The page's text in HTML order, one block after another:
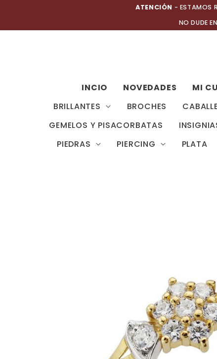
contenido
ATENCIÓN - ESTAMOS
NO DUDE
INCIO NOVEDADES MI
BRILLANTES
BROCHES
GEMELOS Y PISACORBATAS
PIEDRAS
PIERCING PLATA